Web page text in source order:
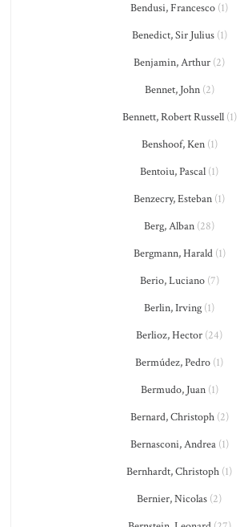
Bendusi, Francesco (1)
Benedict, Sir Julius(1)
Benjamin, Arthur (2)
Bennet, John(2)
Bennett, Robert Russell(1)
Benshoof, Ken(1)
Bentoiu, Pascal (1)
Benzecry, Esteban (1)
Berg, Alban (28)
Bergmann, Harald(1)
Berio, Luciano(7)
Berlin, Irving (1)
Berlioz, Hector (24)
Bermúdez, Pedro (1)
Bermudo, Juan(1)
Bernard, Christoph(2)
Bernasconi, Andrea(1)
Bernhardt, Christoph (1)
Bernier, Nicolas (2)